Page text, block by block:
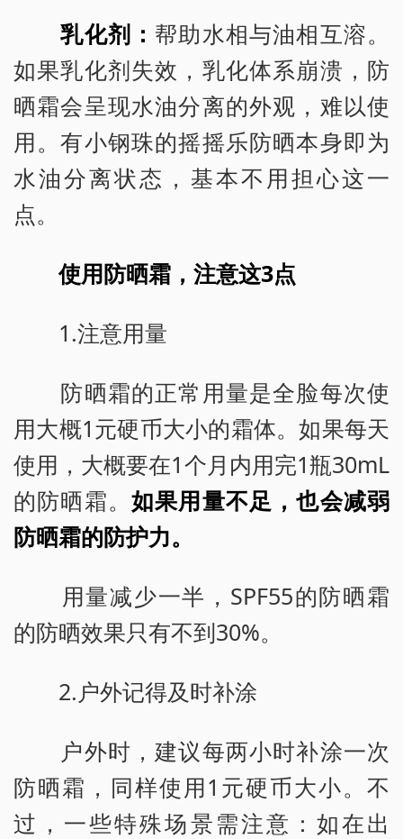
乳化剂： 帮助水相与油相互溶。
如果乳化剂失效，乳化体系崩溃，防
晒霜会呈现水油分离的外观，难以使
用。有小钢珠的摇摇乐防晒本身即为
水油分离状态，基本不用担心这一
点。
使用防晒霜，注意这3点
1.注意用量
防晒霜的正常用量是全脸每次使
用大概1元硬币大小的霜体。如果每天
使用，大概要在1个月内用完1瓶30mL
的防晒霜。 如果用量不足，也会减弱
防晒霜的防护力。
用量减少一半，SPF55的防晒霜
的防晒效果只有不到30%。
2.户外记得及时补涂
户外时，建议每两小时补涂一次
防晒霜，同样使用1元硬币大小。不
过，一些特殊场景需注意：如在出